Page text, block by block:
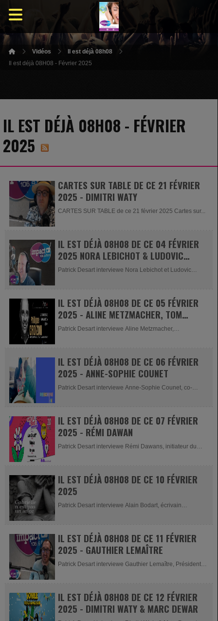
Vidéos
Il est déjà 08h08
Il est déjà 08H08 - Février 2025
IL EST DÉJÀ 08H08 - FÉVRIER
2025
CARTES SUR TABLE DE CE 21 FÉVRIER
2025 - DIMITRI WATY
CARTES SUR TABLE de ce 21 février 2025 Cartes sur...
IL EST DÉJÀ 08H08 DE CE 04 FÉVRIER
2025 NORA LEBICHOT & LUDOVIC
LENOIR
Patrick Desart interviewe Nora Lebichot et Ludovic
IL EST DÉJÀ 08H08 DE CE 05 FÉVRIER
2025 - ALINE METZMACHER, TOM
FICHER & LUC HUBERTY
Patrick Desart interviewe Aline Metzmacher,
IL EST DÉJÀ 08H08 DE CE 06 FÉVRIER
2025 - ANNE-SOPHIE COUNET
Patrick Desart interviewe Anne-Sophie Counet, co-
IL EST DÉJÀ 08H08 DE CE 07 FÉVRIER
2025 - RÉMI DAWAN
Patrick Desart interviewe Rémi Dawans, initiateur du
IL EST DÉJÀ 08H08 DE CE 10 FÉVRIER
2025
Patrick Desart interviewe Alain Bodart, écrivain
IL EST DÉJÀ 08H08 DE CE 11 FÉVRIER
2025 - GAUTHIER LEMAÎTRE
Patrick Desart interviewe Gauthier Lemaître, Président
IL EST DÉJÀ 08H08 DE CE 12 FÉVRIER
2025 - DIMITRI WATY & MARC DEWAR